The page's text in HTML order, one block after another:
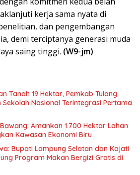
kerja sama nyata di
dan pengembangan
demi terciptanya generasi muda
saing tinggi. (W9-jm)
Tanah 19 Hektar, Pemkab Tulang
Nasional Terintegrasi Pertama
Amankan 1.700 Hektar Lahan
Kawasan Ekonomi Biru
Bupati Lampung Selatan dan Kajati
Program Makan Bergizi Gratis di